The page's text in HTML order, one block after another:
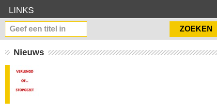
LINKS
Nieuws